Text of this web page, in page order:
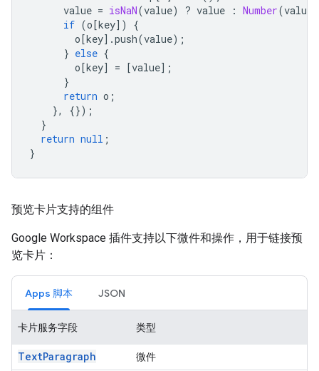
value = isNaN(value) ? value : Number(value
if (o[key])
{
o[key].push(value);
} else {
o[key] = [value];
}
return o ;
},
{});
}
return null ;
}
预览卡片支持的组件
Google Workspace 插件支持以下微件和操作，用于链接预
览卡片：
Apps 脚本 JSON
卡片服务字段 类型
TextParagraph 微件